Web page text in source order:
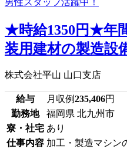
★時給1350円★年
装用建材の製造設
株式会社平山 山口支店
給与 月収例235,406円
勤務地
福岡県 北九州市
寮・社宅 あり
仕事内容 加工・製造マシン